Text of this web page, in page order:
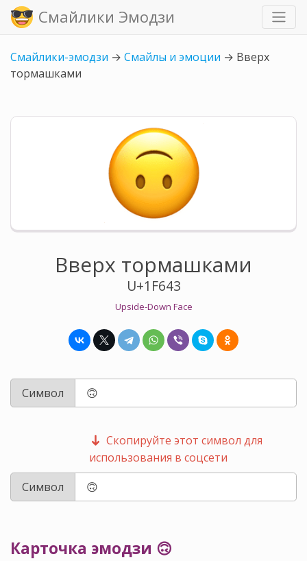
Смайлики Эмодзи
Смайлики-эмодзи → Смайлы и эмоции → Вверх
тормашками
Вверх тормашками
U+1F643
Upside-Down Face
Символ
Скопируйте этот символ для
использования в соцсети
Символ
Карточка эмодзи 🙃